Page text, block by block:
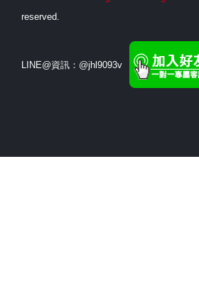
reserved.
LINE@資訊：​@jhl9093v